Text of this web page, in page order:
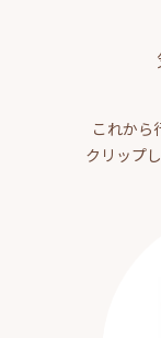
これから
クリップ